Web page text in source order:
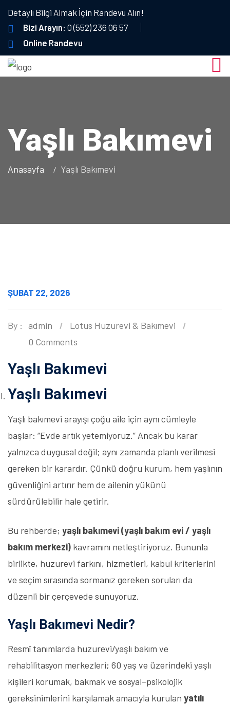
Detaylı Bilgi Almak İçin Randevu Alın!
Bizi Arayın: 0 (552) 236 06 57
Online Randevu
Yaşlı Bakımevi
Anasayfa Yaşlı Bakımevi
ŞUBAT 22, 2026
By : admin
Lotus Huzurevi & Bakımevi
0 Comments
Yaşlı Bakımevi
Yaşlı Bakımevi
Yaşlı bakımevi arayışı çoğu aile için aynı cümleyle
başlar: “Evde artık yetemiyoruz.” Ancak bu karar
yalnızca duygusal değil; aynı zamanda planlı verilmesi
gereken bir karardır. Çünkü doğru kurum, hem yaşlının
güvenliğini artırır hem de ailenin yükünü
sürdürülebilir hale getirir.
Bu rehberde; yaşlı bakımevi (yaşlı bakım evi / yaşlı
bakım merkezi) kavramını netleştiriyoruz. Bununla
birlikte, huzurevi farkını, hizmetleri, kabul kriterlerini
ve seçim sırasında sormanız gereken soruları da
düzenli bir çerçevede sunuyoruz.
Yaşlı Bakımevi Nedir?
Resmî tanımlarda huzurevi/yaşlı bakım ve
rehabilitasyon merkezleri; 60 yaş ve üzerindeki yaşlı
kişileri korumak, bakmak ve sosyal–psikolojik
gereksinimlerini karşılamak amacıyla kurulan yatılı